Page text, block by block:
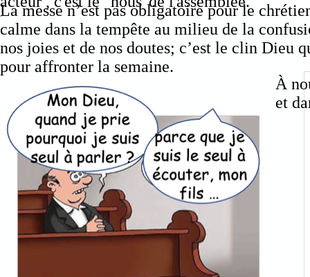
.La messe n’est pas obligatoire pour le
calme dans la tempête au milieu de la
nos joies et de nos doutes; c’est le clin Dieu
pour affronter la semaine.
À
et